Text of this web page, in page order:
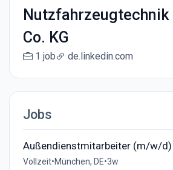
Nutzfahrzeugtechnik
Co. KG
1 job de.linkedin.com
Jobs
Außendienstmitarbeiter (m/w/d)
Vollzeit•München, DE•3w